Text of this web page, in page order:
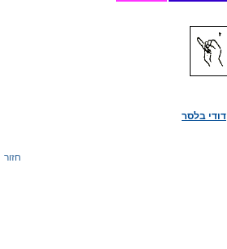
דודי בלסר
חזור